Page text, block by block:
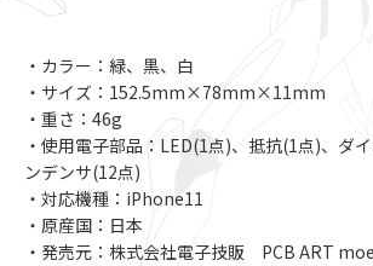
・カラー：緑、黒、白
・サイズ：152.5mm×78mm×11mm
・重さ：46g
・使用電子部品：LED(1点)、抵抗(1点)、ダ
ンデンサ(12点)
・対応機種：iPhone11
・原産国：日本
・発売元：株式会社電子技販 PCB ART